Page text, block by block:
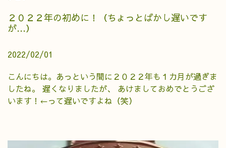
２０２２年の初めに！（ちょっとばかし遅いです
が…）
2022/02/01
こんにちは。あっという間に２０２２年も１カ月が過ぎま
したね。 遅くなりましたが、 あけましておめでとうござ
います！←って遅いですよね（笑）